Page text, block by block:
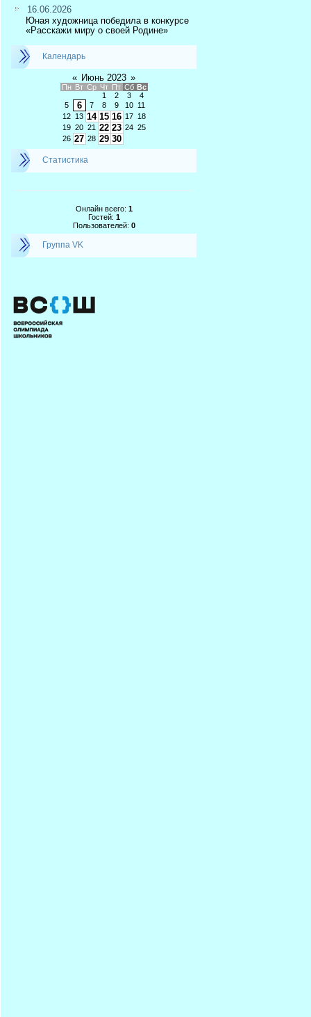
16.06.2026
Юная художница победила в конкурсе
«Расскажи миру о своей Родине»
Календарь
« Июнь 2023 »
Пн Вт Ср Чт Пт Сб Вс
1
2 3
4
5
6 7 8 9 10
11
12
13 14 15 16 17 18
19 20 21 22 23 24 25
26 27 28 29 30
Статистика
Онлайн всего: 1
Гостей: 1
Пользователей: 0
Группа VK